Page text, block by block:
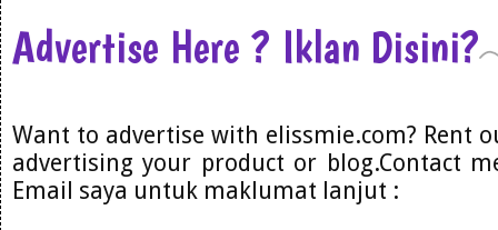
Advertise Here ? Iklan Disini?
Want to advertise with elissmie.com? Rent
advertising your product or blog.Contact
Email saya untuk maklumat lanjut :